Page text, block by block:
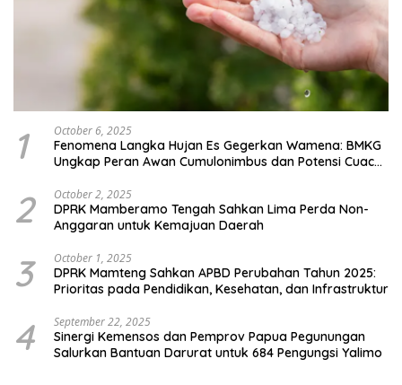
1 October 6, 2025
Fenomena Langka Hujan Es Gegerkan Wamena: BMKG
Ungkap Peran Awan Cumulonimbus dan Potensi Cuaca
2 October 2, 2025
DPRK Mamberamo Tengah Sahkan Lima Perda Non-
Anggaran untuk Kemajuan Daerah
3 October 1, 2025
DPRK Mamteng Sahkan APBD Perubahan Tahun 2025:
Prioritas pada Pendidikan, Kesehatan, dan Infrastruktur
4 September 22, 2025
Sinergi Kemensos dan Pemprov Papua Pegunungan
Salurkan Bantuan Darurat untuk 684 Pengungsi Yalimo